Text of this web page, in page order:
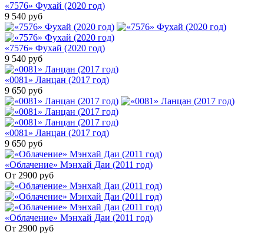
«7576» Фухай (2020 год)
9 540 руб
«7576» Фухай (2020 год)
9 540 руб
«0081» Ланцан (2017 год)
9 650 руб
«0081» Ланцан (2017 год)
9 650 руб
«Облачение» Мэнхай Даи (2011 год)
От 2900 руб
«Облачение» Мэнхай Даи (2011 год)
От 2900 руб